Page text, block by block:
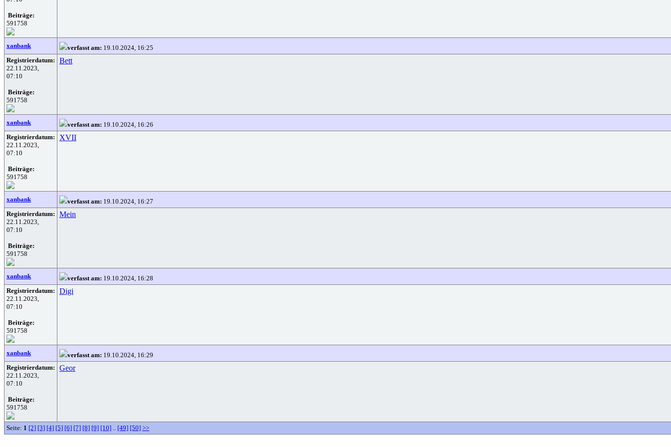
Beiträge:
591758
xanbank verfasst am: 19.10.2024, 16:25
Registrierdatum:
22.11.2023,
07:10
Beiträge:
591758
Bett
xanbank verfasst am: 19.10.2024, 16:26
Registrierdatum:
22.11.2023,
07:10
Beiträge:
591758
XVII
xanbank verfasst am: 19.10.2024, 16:27
Registrierdatum:
22.11.2023,
07:10
Beiträge:
591758
Mein
xanbank verfasst am: 19.10.2024, 16:28
Registrierdatum:
22.11.2023,
07:10
Beiträge:
591758
Digi
xanbank verfasst am: 19.10.2024, 16:29
Registrierdatum:
22.11.2023,
07:10
Beiträge:
591758
Geor
Seite: 1 [2] [3] [4] [5] [6] [7] [8] [9] [10] .. [49] [50] >>